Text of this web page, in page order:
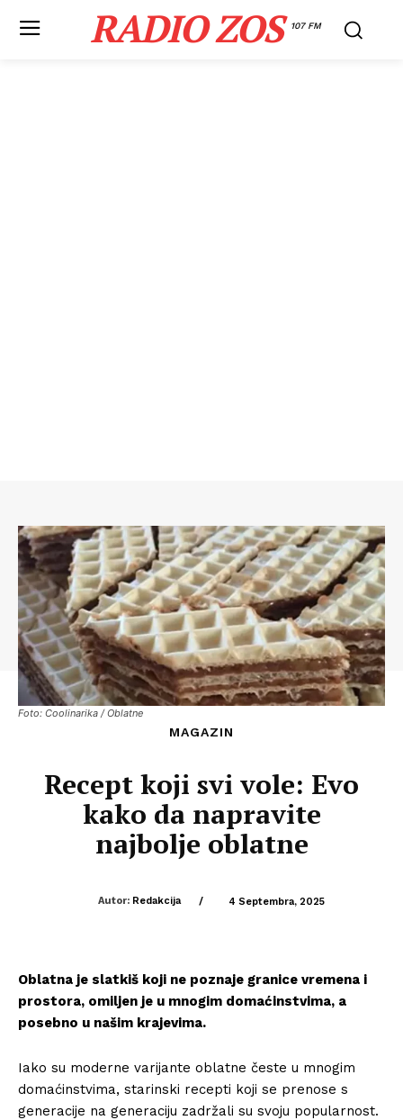
RADIO ZOS 107 FM
Foto: Coolinarika / Oblatne
MAGAZIN
Recept koji svi vole: Evo
kako da napravite
najbolje oblatne
Autor: Redakcija / 4 Septembra, 2025
Oblatna je slatkiš koji ne poznaje granice vremena i
prostora, omiljen je u mnogim domaćinstvima, a
posebno u našim krajevima.
Iako su moderne varijante oblatne česte u mnogim
domaćinstvima, starinski recepti koji se prenose s
generacije na generaciju zadržali su svoju popularnost.